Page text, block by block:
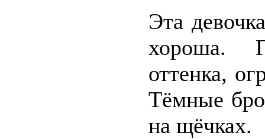
Эта
хороша.
оттенка,
Тёмные
на щёчках.